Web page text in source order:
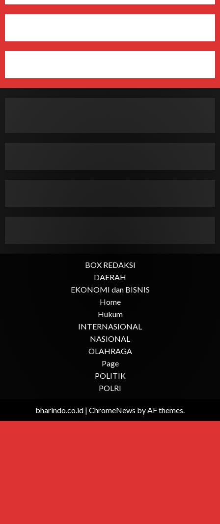
BOX REDAKSI
DAERAH
EKONOMI dan BISNIS
Home
Hukum
INTERNASIONAL
NASIONAL
OLAHRAGA
Page
POLITIK
POLRI
bharindo.co.id | ChromeNews by AF themes.